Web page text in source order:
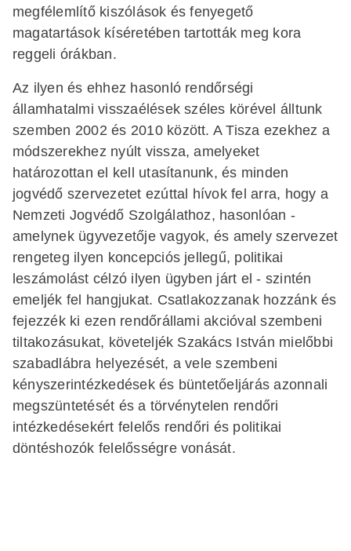
megfélemlítő kiszólások és fenyegető
magatartások kíséretében tartották meg kora
reggeli órákban.
Az ilyen és ehhez hasonló rendőrségi
államhatalmi visszaélések széles körével álltunk
szemben 2002 és 2010 között. A Tisza ezekhez a
módszerekhez nyúlt vissza, amelyeket
határozottan el kell utasítanunk, és minden
jogvédő szervezetet ezúttal hívok fel arra, hogy a
Nemzeti Jogvédő Szolgálathoz, hasonlóan -
amelynek ügyvezetője vagyok, és amely szervezet
rengeteg ilyen koncepciós jellegű, politikai
leszámolást célzó ilyen ügyben járt el - szintén
emeljék fel hangjukat. Csatlakozzanak hozzánk és
fejezzék ki ezen rendőrállami akcióval szembeni
tiltakozásukat, követeljék Szakács István mielőbbi
szabadlábra helyezését, a vele szembeni
kényszerintézkedések és büntetőeljárás azonnali
megszüntetését és a törvénytelen rendőri
intézkedésekért felelős rendőri és politikai
döntéshozók felelősségre vonását.